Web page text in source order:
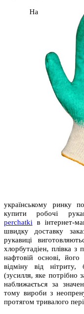
На
українському ринку
купити робочі
perchatki в інтернет-
швидку доставку
рукавиці
хлорбутадіен, плівка з
нафтовій основі,
відміну від
(зусилля, яке потрібно
наближається за
тому вироби з
протягом тривалого